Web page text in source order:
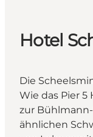
Hotel
Die
Wie das Pier
zur
ähnlichen